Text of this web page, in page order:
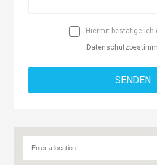
Hiermit bestätige ich